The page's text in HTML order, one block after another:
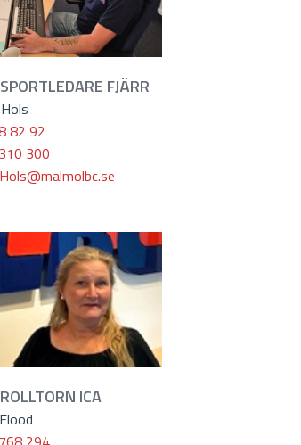
FJÄRR
82 92
300
ICA